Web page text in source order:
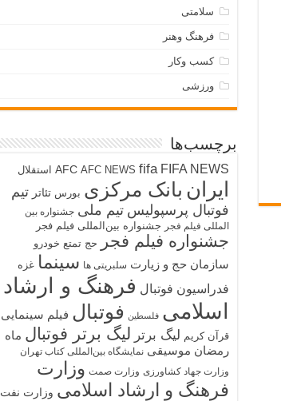
سلامتی
فرهنگ وهنر
کسب وکار
ورزشی
برچسب‌ها
AFC AFC NEWS fifa FIFA NEWS استقلال
ایران بانک مرکزی بورس تئاتر تیم
فوتبال پرسپولیس تیم ملی جشنواره بین
المللی فیلم فجر جشنواره بین‌المللی فیلم فجر
جشنواره فیلم فجر حج تمتع خودرو
سازمان حج و زیارت سلبریتی ها سینما غزه
فدراسیون فوتبال فرهنگ و ارشاد
اسلامی فلسطین فوتبال فیلم سینمایی
قرآن کریم لیگ برتر لیگ برتر فوتبال ماه
رمضان موسیقی نمایشگاه بین‌المللی کتاب تهران
وزارت جهاد کشاورزی وزارت صمت وزارت
فرهنگ و ارشاد اسلامی وزارت نفت